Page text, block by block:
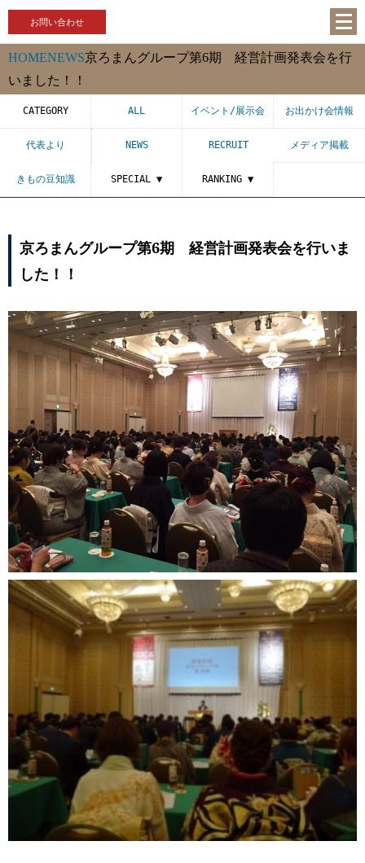
お問い合わせ
HOMENEWS京ろまんグループ第6期 経営計画発表会を行
いました！！
CATEGORY ALL イベント/展示会 お出かけ会情報
代表より NEWS RECRUIT メディア掲載
きもの豆知識 SPECIAL ▼ RANKING ▼
京ろまんグループ第6期 経営計画発表会を行いま
した！！